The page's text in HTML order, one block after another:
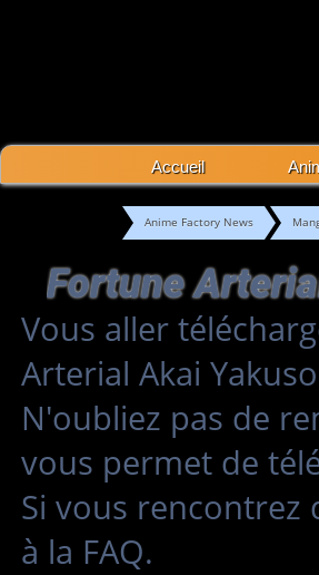
Accueil
Anime Factory News
Vous aller
Arterial Akai
N'oubliez pas de
vous permet de
Si vous rencontrez
à la FAQ.